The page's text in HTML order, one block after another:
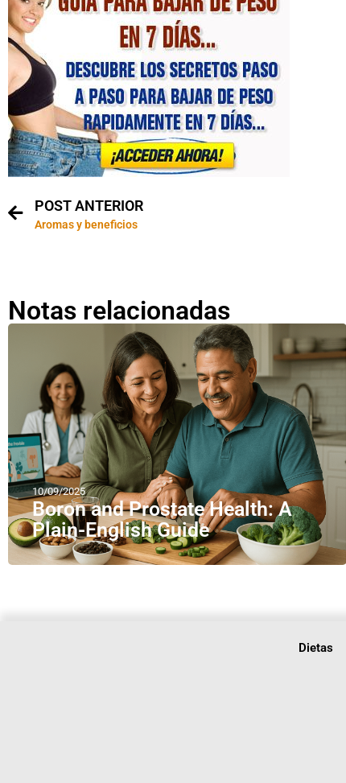
POST ANTERIOR
Aromas y beneficios
Notas relacionadas
10/09/2025
Boron and Prostate Health: A
Plain-English Guide
Dietas